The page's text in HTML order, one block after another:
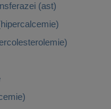
(ast)